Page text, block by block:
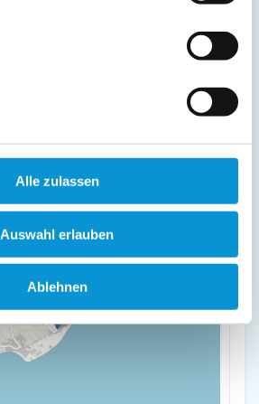
Alle zulassen
Auswahl erlauben
Ablehnen